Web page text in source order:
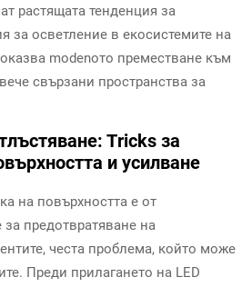
растящата тенденция за
за осветление в екосистемите на
modenото преместване към
свързани пространства за
Тricks за
и усилване
на повърхността е от
предотвратяване на
честа проблема, който може
Преди прилагането на LED